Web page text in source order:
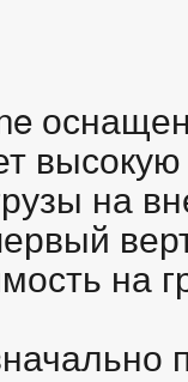
на
на